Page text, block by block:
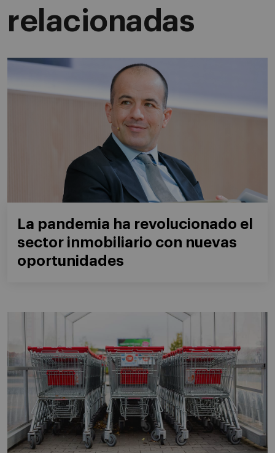
relacionadas
La pandemia ha revolucionado el
sector inmobiliario con nuevas
oportunidades